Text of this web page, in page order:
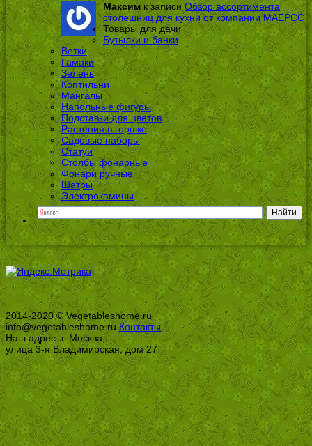
Максимк записи Обзор ассортимента
столешниц для кухни от компании МАЕРСС
Товары для дачи
Бутылки и банки
Ветки
Гамаки
Зелень
Коптильни
Мангалы
Напольные фигуры
Подставки для цветов
Растения в горшке
Садовые наборы
Статуи
Столбы фонарные
Фонари ручные
Шатры
Электрокамины
2014-2020 © Vegetableshome.ru
info@vegetableshome.ru Контакты
Наш адрес: г. Москва,
улица 3-я Владимирская, дом 27